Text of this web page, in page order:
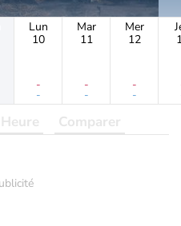
Lun
10
-
-
Mar
11
-
-
Mer
12
-
-
Comparer